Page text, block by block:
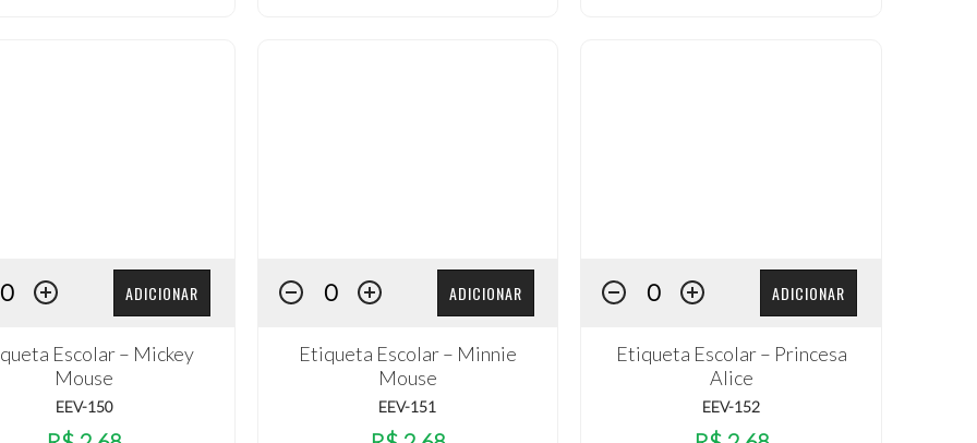
ADICIONAR
Escolar – Mickey
Mouse
EEV-150
ADICIONAR
Etiqueta Escolar – Minnie
Mouse
EEV-151
ADICIONAR
Etiqueta Escolar – Princesa
Alice
EEV-152